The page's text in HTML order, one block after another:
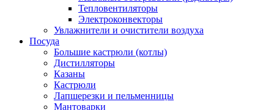
Тепловентиляторы
Электроконвекторы
Увлажнители и очистители воздуха
Посуда
Большие кастрюли (котлы)
Дистилляторы
Казаны
Кастрюли
Лапшерезки и пельменницы
Мантоварки